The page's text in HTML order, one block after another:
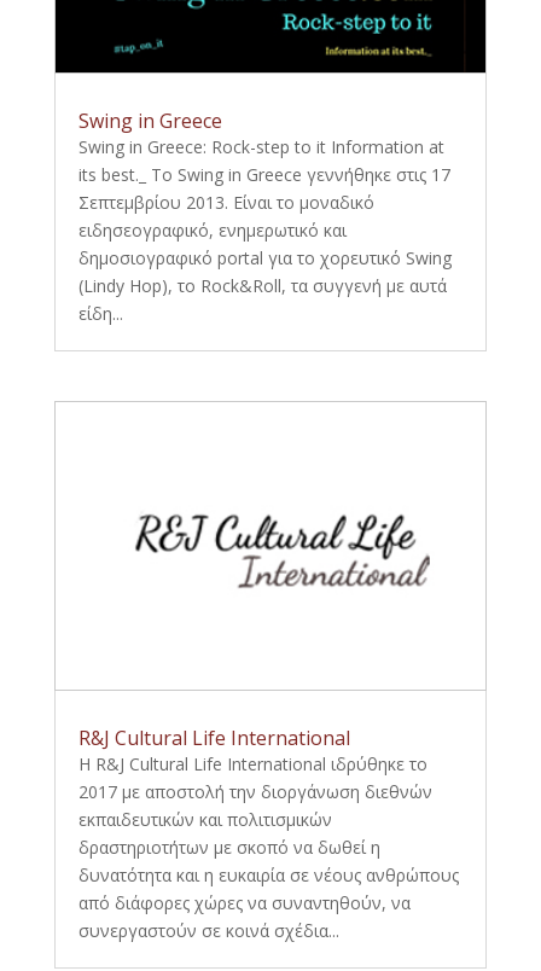
Swing in Greece
Swing in Greece: Rock-step to it Information at
its best._ Το Swing in Greece γεννήθηκε στις 17
Σεπτεμβρίου 2013. Είναι το μοναδικό
ειδησεογραφικό, ενημερωτικό και
δημοσιογραφικό portal για το χορευτικό Swing
(Lindy Hop), το Rock&Roll, τα συγγενή με αυτά
είδη...
R&J Cultural Life International
Η R&J Cultural Life International ιδρύθηκε το
2017 με αποστολή την διοργάνωση διεθνών
εκπαιδευτικών και πολιτισμικών
δραστηριοτήτων με σκοπό να δωθεί η
δυνατότητα και η ευκαιρία σε νέους ανθρώπους
από διάφορες χώρες να συναντηθούν, να
συνεργαστούν σε κοινά σχέδια...